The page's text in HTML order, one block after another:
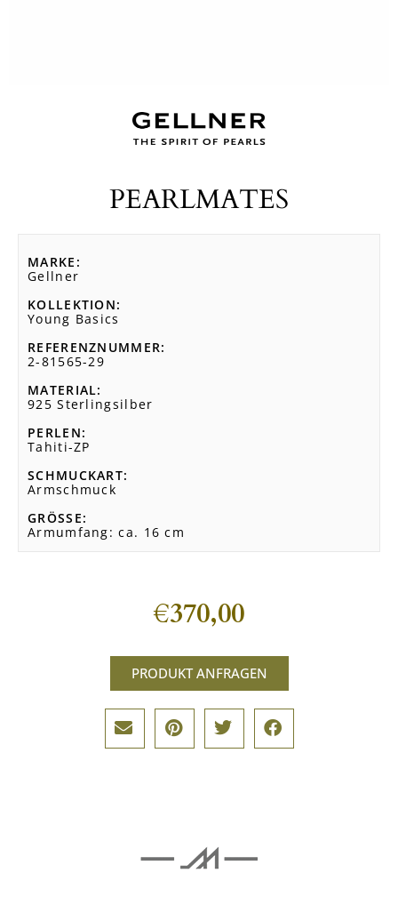
PEARLMATES
MARKE
Gellner
KOLLEKTION
Young Basics
REFERENZNUMMER
2-81565-29
MATERIAL
925 Sterlingsilber
PERLEN
Tahiti-ZP
SCHMUCKART
Armschmuck
GRÖSSE
Armumfang: ca. 16 cm
€370,00
PRODUKT ANFRAGEN